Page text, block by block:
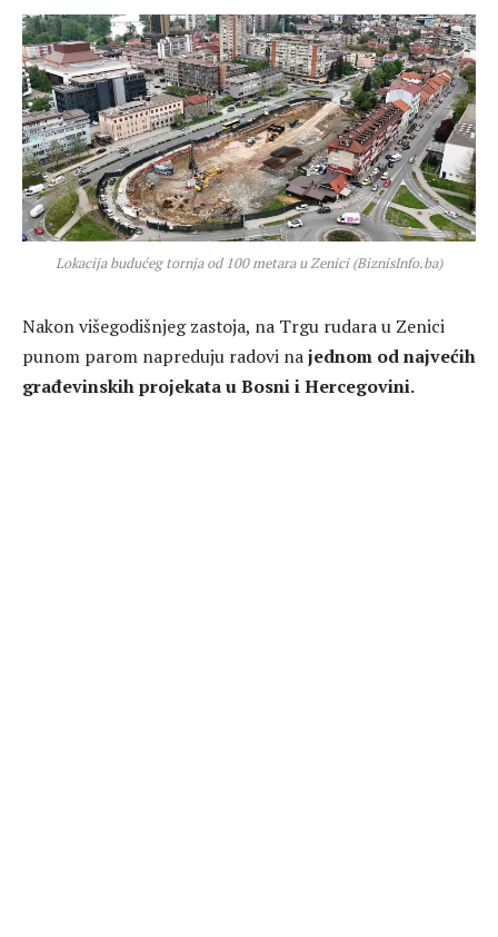
Lokacija budućeg tornja od 100 metara u Zenici (BiznisInfo.ba)
Nakon višegodišnjeg zastoja, na Trgu rudara u Zenici
punom parom napreduju radovi najednom od najvećih
građevinskih projekata u Bosni i Hercegovini.